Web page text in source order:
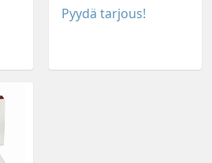
Pyydä tarjous!